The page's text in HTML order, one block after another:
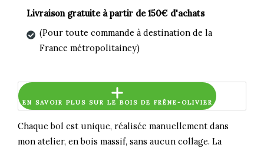
Livraison gratuite à partir de 150€ d'achats
(Pour toute commande à destination de la
France métropolitainey)
EN SAVOIR PLUS SUR LE BOIS DE FRÊNE-OLIVIER
Chaque bol est unique, réalisée manuellement dans
mon atelier, en bois massif, sans aucun collage. La